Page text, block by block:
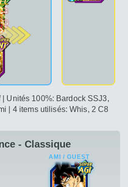
Unités 100%: Bardock SSJ3,
| 4 items utilisés: Whis, 2 C8
- Classique